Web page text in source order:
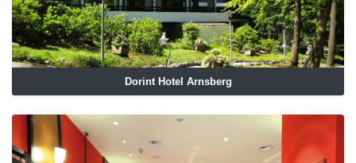
Dorint Hotel Arnsberg